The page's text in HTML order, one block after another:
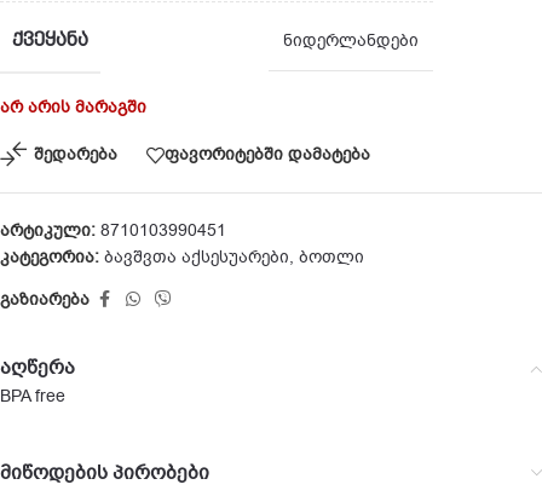
ᲥᲕᲔᲧᲐᲜᲐ ნიდერლანდები
არ არის მარაგში
შედარება ფავორიტებში დამატება
არტიკული: 8710103990451
კატეგორია: ბავშვთა აქსესუარები, ბოთლი
გაზიარება
აღწერა
BPA free
მიწოდების პირობები